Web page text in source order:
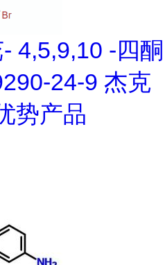
4,5,9,10 -四酮
24-9 杰克
势产品